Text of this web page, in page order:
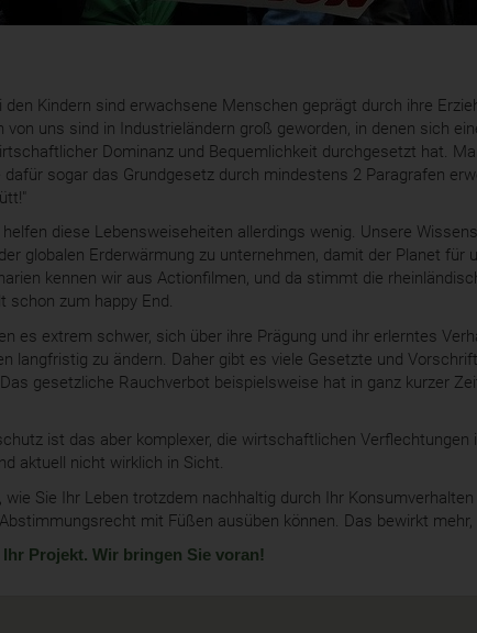
Kindern sind erwachsene Menschen geprägt durch ihre
uns sind in Industrieländern groß geworden, in denen sich
Dominanz und Bequemlichkeit durchgesetzt hat.
dafür sogar das Grundgesetz durch mindestens 2 Paragrafen
diese Lebensweiseheiten allerdings wenig. Unsere
globalen Erderwärmung zu unternehmen, damit der Planet für
kennen wir aus Actionfilmen, und da stimmt die
schon zum happy End.
es extrem schwer, sich über ihre Prägung und ihr erlerntes
langfristig zu ändern. Daher gibt es viele Gesetzte und
gesetzliche Rauchverbot beispielsweise hat in ganz kurzer
ist das aber komplexer, die wirtschaftlichen Verflechtungen
aktuell nicht wirklich in Sicht.
Sie Ihr Leben trotzdem nachhaltig durch Ihr
mit Füßen ausüben können. Das bewirkt
Projekt. Wir bringen Sie voran!